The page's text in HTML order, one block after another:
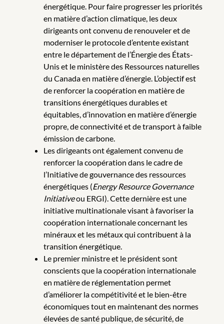
énergétique. Pour faire progresser les priorités
en matière d’action climatique, les deux
dirigeants ont convenu de renouveler et de
moderniser le protocole d’entente existant
entre le département de l’Énergie des États-
Unis et le ministère des Ressources naturelles
du Canada en matière d’énergie. L’objectif est
de renforcer la coopération en matière de
transitions énergétiques durables et
équitables, d’innovation en matière d’énergie
propre, de connectivité et de transport à faible
émission de carbone.
Les dirigeants ont également convenu de
renforcer la coopération dans le cadre de
l’Initiative de gouvernance des ressources
énergétiques (Energy Resource Governance
Initiativeou ERGI). Cette dernière est une
initiative multinationale visant à favoriser la
coopération internationale concernant les
minéraux et les métaux qui contribuent à la
transition énergétique.
Le premier ministre et le président sont
conscients que la coopération internationale
en matière de réglementation permet
d’améliorer la compétitivité et le bien-être
économiques tout en maintenant des normes
élevées de santé publique, de sécurité, de